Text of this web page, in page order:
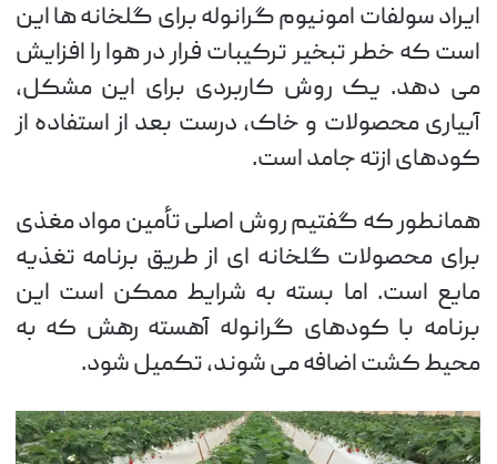
ایراد سولفات امونیوم گرانوله برای گلخانه ها این
است که خطر تبخیر ترکیبات فرار در هوا را افزایش
می دهد. یک روش کاربردی برای این مشکل،
آبیاری محصولات و خاک، درست بعد از استفاده از
کودهای ازته جامد است.
همانطور که گفتیم روش اصلی تأمین مواد مغذی
برای محصولات گلخانه ای از طریق برنامه تغذیه
مایع است. اما بسته به شرایط ممکن است این
برنامه با کودهای گرانوله آهسته رهش که به
محیط کشت اضافه می شوند، تکمیل شود.